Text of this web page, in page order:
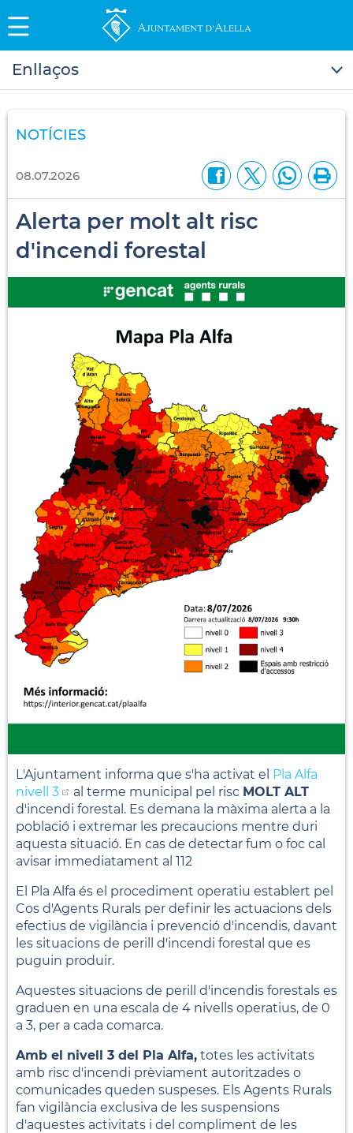
Enllaços
NOTÍCIES
08.07.2026
Alerta per molt alt risc
d'incendi forestal
L'Ajuntament informa que s'ha activat el Pla Alfa
nivell 3
al terme municipal pel risc MOLT ALT
d'incendi forestal. Es demana la màxima alerta a la
població i extremar les precaucions mentre duri
aquesta situació. En cas de detectar fum o foc cal
avisar immediatament al 112
El Pla Alfa és el procediment operatiu establert pel
Cos d'Agents Rurals per definir les actuacions dels
efectius de vigilància i prevenció d'incendis, davant
les situacions de perill d'incendi forestal que es
puguin produir.
Aquestes situacions de perill d'incendis forestals es
graduen en una escala de 4 nivells operatius, de 0
a 3, per a cada comarca.
Amb el nivell 3 del Pla Alfa, totes les activitats
amb risc d'incendi prèviament autoritzades o
comunicades queden suspeses. Els Agents Rurals
fan vigilància exclusiva de les suspensions
d'aquestes activitats i del compliment de les